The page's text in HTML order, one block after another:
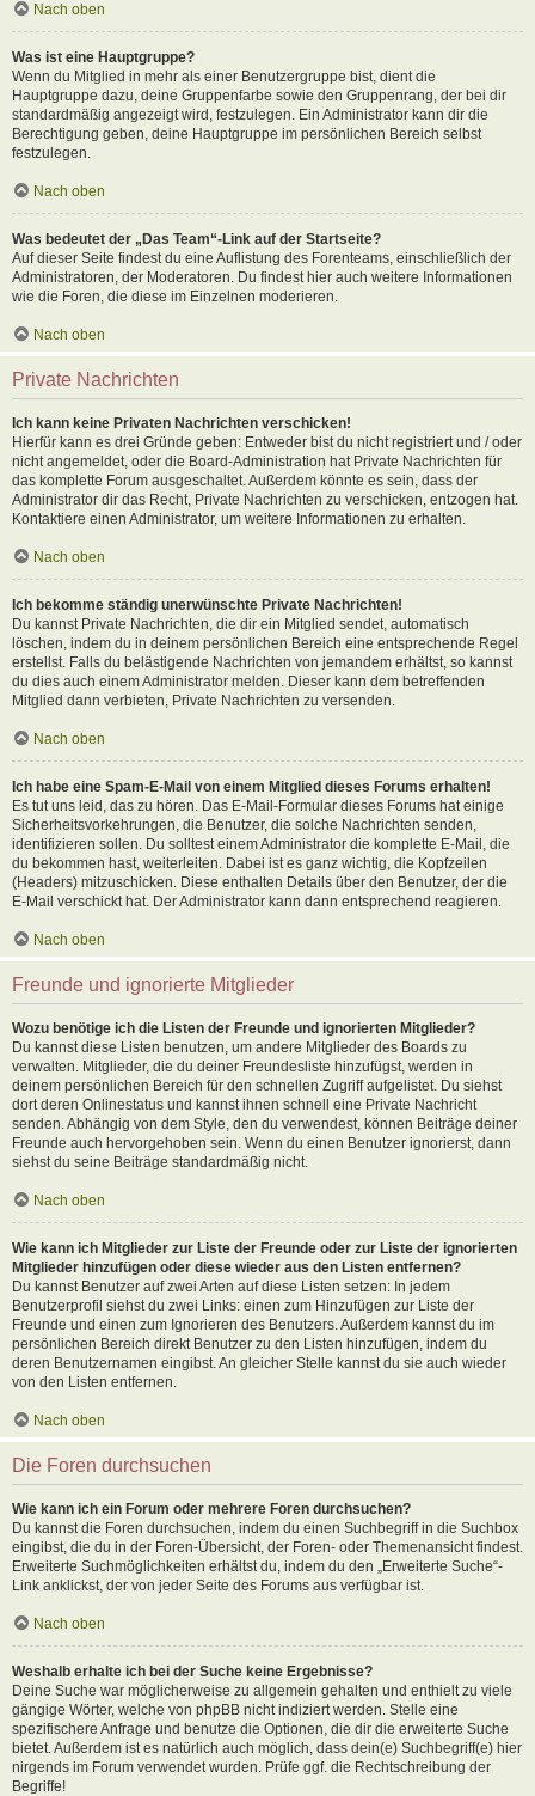
Nach oben
Was ist eine Hauptgruppe?
Wenn du Mitglied in mehr als einer Benutzergruppe bist, dient die
Hauptgruppe dazu, deine Gruppenfarbe sowie den Gruppenrang, der bei dir
standardmäßig angezeigt wird, festzulegen. Ein Administrator kann dir die
Berechtigung geben, deine Hauptgruppe im persönlichen Bereich selbst
festzulegen.
Nach oben
Was bedeutet der „Das Team“-Link auf der Startseite?
Auf dieser Seite findest du eine Auflistung des Forenteams, einschließlich der
Administratoren, der Moderatoren. Du findest hier auch weitere Informationen
wie die Foren, die diese im Einzelnen moderieren.
Nach oben
Private Nachrichten
Ich kann keine Privaten Nachrichten verschicken!
Hierfür kann es drei Gründe geben: Entweder bist du nicht registriert und / oder
nicht angemeldet, oder die Board-Administration hat Private Nachrichten für
das komplette Forum ausgeschaltet. Außerdem könnte es sein, dass der
Administrator dir das Recht, Private Nachrichten zu verschicken, entzogen hat.
Kontaktiere einen Administrator, um weitere Informationen zu erhalten.
Nach oben
Ich bekomme ständig unerwünschte Private Nachrichten!
Du kannst Private Nachrichten, die dir ein Mitglied sendet, automatisch
löschen, indem du in deinem persönlichen Bereich eine entsprechende Regel
erstellst. Falls du belästigende Nachrichten von jemandem erhältst, so kannst
du dies auch einem Administrator melden. Dieser kann dem betreffenden
Mitglied dann verbieten, Private Nachrichten zu versenden.
Nach oben
Ich habe eine Spam-E-Mail von einem Mitglied dieses Forums erhalten!
Es tut uns leid, das zu hören. Das E-Mail-Formular dieses Forums hat einige
Sicherheitsvorkehrungen, die Benutzer, die solche Nachrichten senden,
identifizieren sollen. Du solltest einem Administrator die komplette E-Mail, die
du bekommen hast, weiterleiten. Dabei ist es ganz wichtig, die Kopfzeilen
(Headers) mitzuschicken. Diese enthalten Details über den Benutzer, der die
E-Mail verschickt hat. Der Administrator kann dann entsprechend reagieren.
Nach oben
Freunde und ignorierte Mitglieder
Wozu benötige ich die Listen der Freunde und ignorierten Mitglieder?
Du kannst diese Listen benutzen, um andere Mitglieder des Boards zu
verwalten. Mitglieder, die du deiner Freundesliste hinzufügst, werden in
deinem persönlichen Bereich für den schnellen Zugriff aufgelistet. Du siehst
dort deren Onlinestatus und kannst ihnen schnell eine Private Nachricht
senden. Abhängig von dem Style, den du verwendest, können Beiträge deiner
Freunde auch hervorgehoben sein. Wenn du einen Benutzer ignorierst, dann
siehst du seine Beiträge standardmäßig nicht.
Nach oben
Wie kann ich Mitglieder zur Liste der Freunde oder zur Liste der ignorierten
Mitglieder hinzufügen oder diese wieder aus den Listen entfernen?
Du kannst Benutzer auf zwei Arten auf diese Listen setzen: In jedem
Benutzerprofil siehst du zwei Links: einen zum Hinzufügen zur Liste der
Freunde und einen zum Ignorieren des Benutzers. Außerdem kannst du im
persönlichen Bereich direkt Benutzer zu den Listen hinzufügen, indem du
deren Benutzernamen eingibst. An gleicher Stelle kannst du sie auch wieder
von den Listen entfernen.
Nach oben
Die Foren durchsuchen
Wie kann ich ein Forum oder mehrere Foren durchsuchen?
Du kannst die Foren durchsuchen, indem du einen Suchbegriff in die Suchbox
eingibst, die du in der Foren-Übersicht, der Foren- oder Themenansicht findest.
Erweiterte Suchmöglichkeiten erhältst du, indem du den „Erweiterte Suche“-
Link anklickst, der von jeder Seite des Forums aus verfügbar ist.
Nach oben
Weshalb erhalte ich bei der Suche keine Ergebnisse?
Deine Suche war möglicherweise zu allgemein gehalten und enthielt zu viele
gängige Wörter, welche von phpBB nicht indiziert werden. Stelle eine
spezifischere Anfrage und benutze die Optionen, die dir die erweiterte Suche
bietet. Außerdem ist es natürlich auch möglich, dass dein(e) Suchbegriff(e) hier
nirgends im Forum verwendet wurden. Prüfe ggf. die Rechtschreibung der
Begriffe!